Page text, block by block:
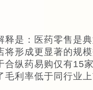
释是：医药零售是
形成更显著的规
合纵药易购仅有15
毛利率低于同行业